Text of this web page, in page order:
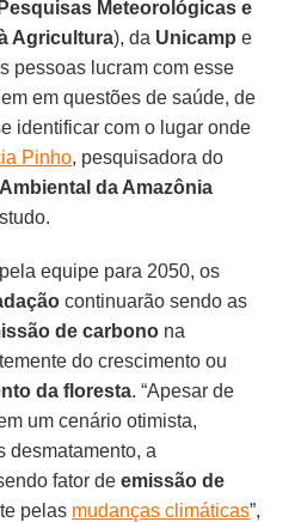
Meteorológicas e
Agricultura), da Unicamp e
pessoas lucram com esse
em questões de saúde, de
identificar com o lugar onde
Pinho, pesquisadora do
da Amazônia
equipe para 2050, os
continuarão sendo as
de carbono na
do crescimento ou
da floresta. “Apesar de
um cenário otimista,
desmatamento, a
fator deemissão de
pelas mudanças climáticas”,